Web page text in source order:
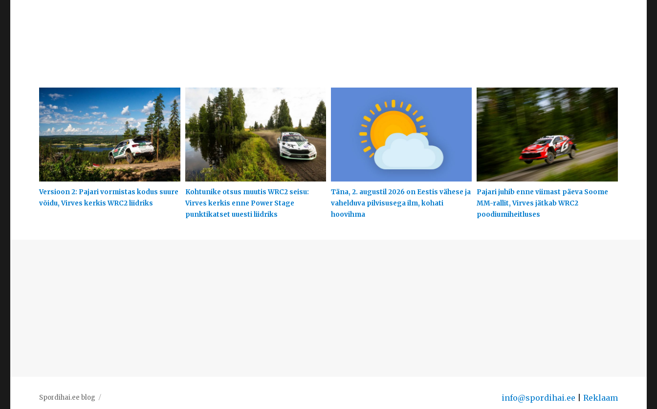
Versioon 2: Pajari vormistas kodus suure
võidu, Virves kerkis WRC2 liidriks
Kohtunike otsus muutis WRC2 seisu:
Virves kerkis enne Power Stage
punktikatset uuesti liidriks
Täna, 2. augustil 2026 on Eestis vähese ja
vahelduva pilvisusega ilm, kohati
hoovihma
Pajari juhib enne viimast päeva Soome
MM-rallit, Virves jätkab WRC2
poodiumiheitluses
Spordihai.ee blog info@spordihai.ee Reklaam